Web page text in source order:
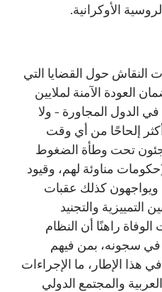
الأوكرانية.
النقاش حول القضايا التي
العودة الآمنة لملايين
في الدول المجاورة - ولا
أكثر إلحاحًا من أي وقت
تحت وطأة الضغوط
مناوئة لهم، وقيود
ويواجهون كذلك عقبات
التمييزية والتجنيد
الوفاة راهنًا أن النظام
في سجونه، بمن فيهم
الإطار، ما الإجراءات
والمجتمع الدولي